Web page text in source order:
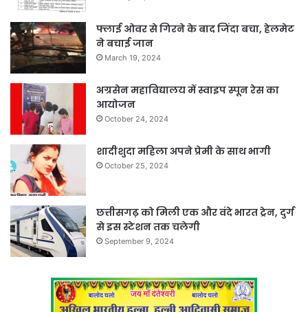
फ्लाई ओवर से गिरने के बाद जिंदा बचा, हेलमेट
ने बचाई जान
March 19, 2024
अग्रसेन महाविद्यालय में स्वाइप स्पून रेस का
आयोजन
October 24, 2024
शादीशुदा महिला अपने प्रेमी के साथ भागी
October 25, 2024
छत्तीसगढ़ को मिली एक और वंदे भारत ट्रेन, दुर्ग
से इस स्टेशन तक चलेगी
September 9, 2024